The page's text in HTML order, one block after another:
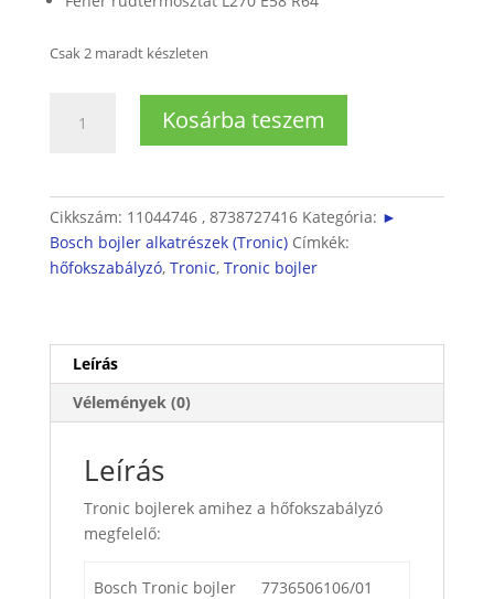
Csak 2 maradt készleten
bojler
Kosárba teszem
Cikkszám: 11044746 , 8738727416 Kategória: ►
Bosch bojler alkatrészek (Tronic) Címkék:
hőfokszabályzó, Tronic, Tronic bojler
Leírás
Vélemények (0)
Leírás
Tronic bojlerek amihez a hőfokszabályzó
megfelelő:
Bosch Tronic bojler 7736506106/01